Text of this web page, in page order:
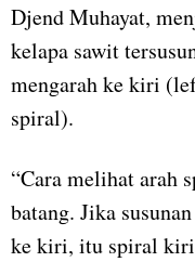
Djend Muhayat,
kelapa sawit
mengarah ke kiri
spiral).
“Cara melihat arah
batang. Jika
ke kiri, itu spiral